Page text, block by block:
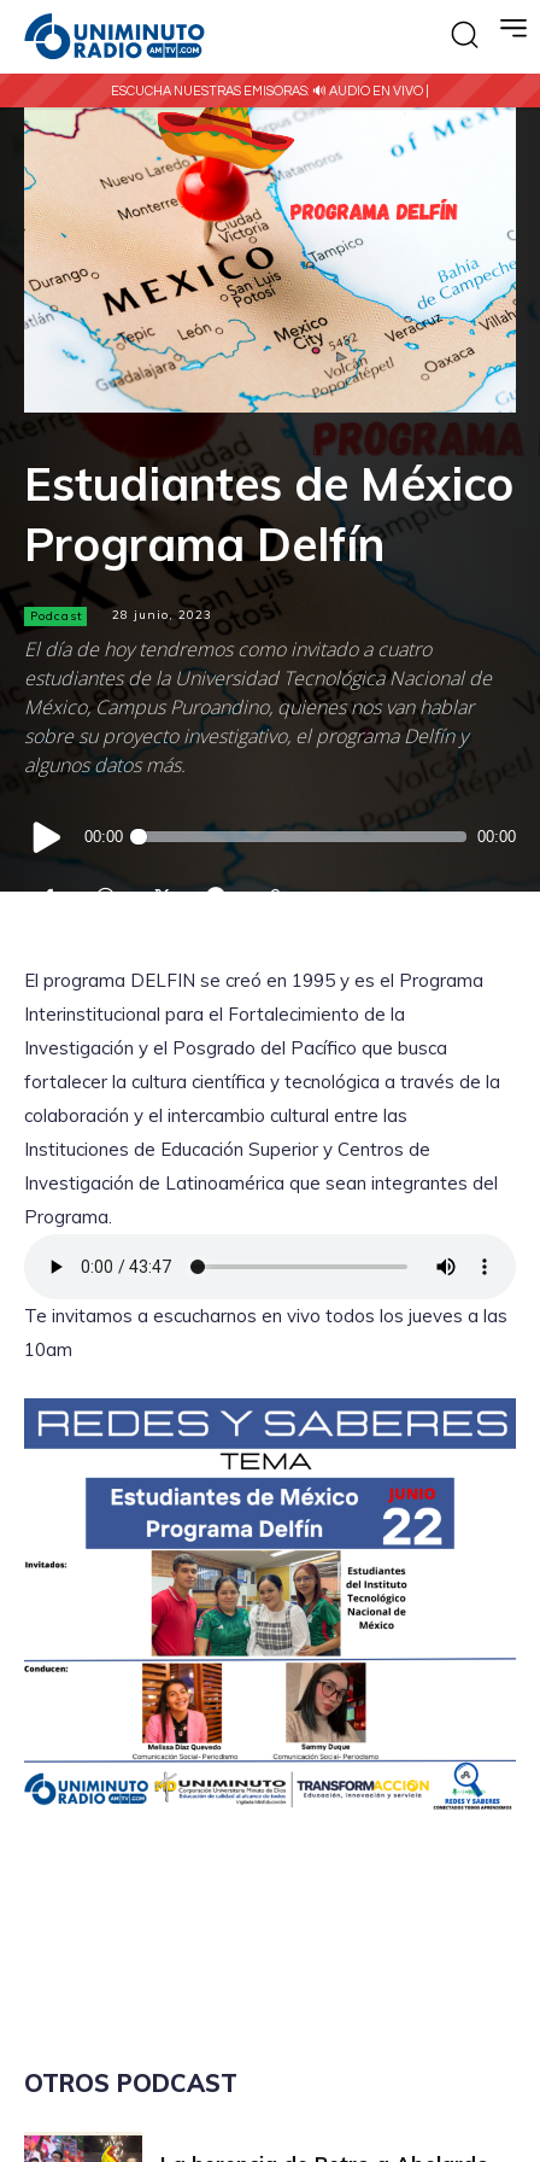
ESCUCHA NUESTRAS EMISORAS: 🔊 AUDIO EN VIVO |
Estudiantes de México
Programa Delfín
Podcast 28 junio, 2023
El día de hoy tendremos como invitado a cuatro
estudiantes de la Universidad Tecnológica Nacional de
México, Campus Puroandino, quienes nos van hablar
sobre su proyecto investigativo, el programa Delfín y
algunos datos más.
Reproductor
de
00:00 00:00
El programa DELFIN se creó en 1995 y es el Programa
Interinstitucional para el Fortalecimiento de la
Investigación y el Posgrado del Pacífico que busca
fortalecer la cultura científica y tecnológica a través de la
colaboración y el intercambio cultural entre las
Instituciones de Educación Superior y Centros de
Investigación de Latinoamérica que sean integrantes del
Programa.
Te invitamos a escucharnos en vivo todos los jueves a las
10am
OTROS PODCAST